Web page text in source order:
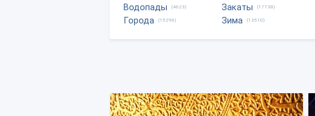
Водопады (4623)
Города (15296)
Закаты (17738)
Зима (13510)